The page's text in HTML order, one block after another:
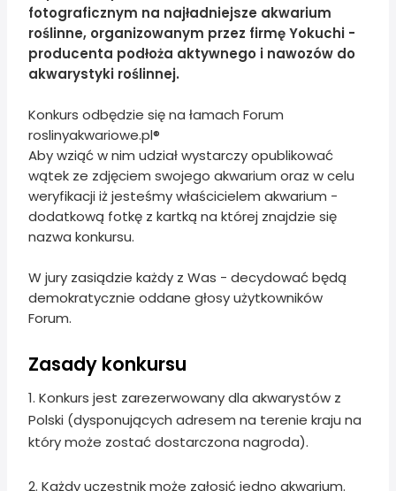
fotograficznym na najładniejsze akwarium
roślinne, organizowanym przez firmę Yokuchi -
producenta podłoża aktywnego i nawozów do
akwarystyki roślinnej.
Konkurs odbędzie się na łamach Forum
roslinyakwariowe.pl®
Aby wziąć w nim udział wystarczy opublikować
wątek ze zdjęciem swojego akwarium oraz w celu
weryfikacji iż jesteśmy właścicielem akwarium -
dodatkową fotkę z kartką na której znajdzie się
nazwa konkursu.
W jury zasiądzie każdy z Was - decydować będą
demokratycznie oddane głosy użytkowników
Forum.
Zasady konkursu
1. Konkurs jest zarezerwowany dla akwarystów z
Polski (dysponujących adresem na terenie kraju na
który może zostać dostarczona nagroda).
2. Każdy uczestnik może zgłosić jedno akwarium.